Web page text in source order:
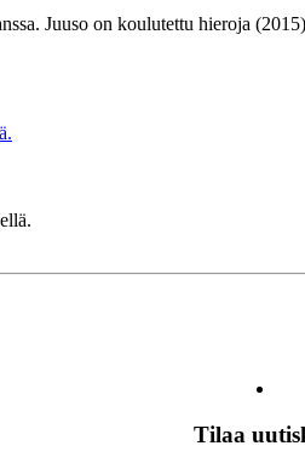
Juuso on koulutettu hieroja
Tilaa